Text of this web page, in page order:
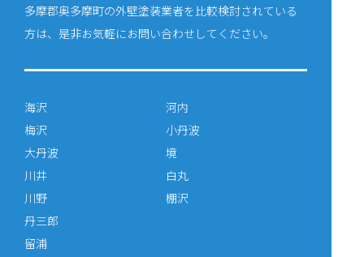
多摩郡奥多摩町の外壁塗装業者を比較検討されている
方は、是非お気軽にお問い合わせしてください。
海沢
梅沢
大丹波
川井
川野
河内
小丹波
境
白丸
棚沢
丹三郎
留浦